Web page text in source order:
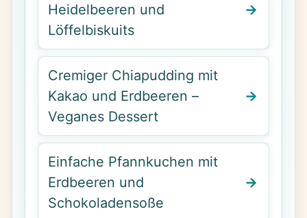
Heidelbeeren und
Löffelbiskuits
Cremiger Chiapudding mit
Kakao und Erdbeeren –
Veganes Dessert
Einfache Pfannkuchen mit
Erdbeeren und
Schokoladensoße